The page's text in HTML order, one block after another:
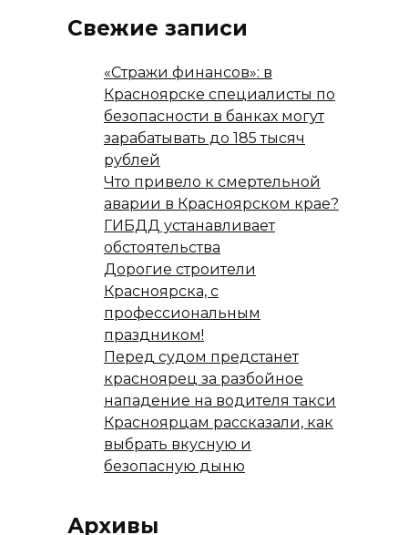
Свежие записи
«Стражи финансов»: в
Красноярске специалисты по
безопасности в банках могут
зарабатывать до 185 тысяч
рублей
Что привело к смертельной
аварии в Красноярском крае?
ГИБДД устанавливает
обстоятельства
Дорогие строители
Красноярска, с
профессиональным
праздником!
Перед судом предстанет
красноярец за разбойное
нападение на водителя такси
Красноярцам рассказали, как
выбрать вкусную и
безопасную дыню
Архивы